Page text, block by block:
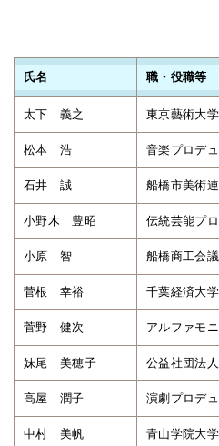
氏名 職・役職等
太下 義之 東京藝術大
松本 浩 音楽プロデ
石井 誠 船橋市美術
小野木 豊昭 伝統芸能プ
小原 智 船橋商工会
菅根 幸裕 千葉経済大
菅野 健次 アルファモ
妹尾 美穂子 公益社団法
高屋 潤子 演劇プロデ
中村 美帆 青山学院大